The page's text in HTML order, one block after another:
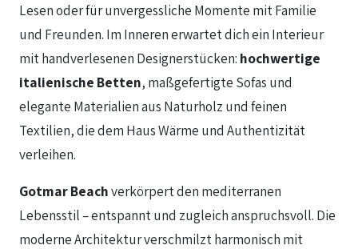
Lesen oder für unvergessliche Momente mit Familie
und Freunden. Im Inneren erwartet dich ein Interieur
mit handverlesenen Designerstücken: hochwertige
italienische Betten, maßgefertigte Sofas und
elegante Materialien aus Naturholz und feinen
Textilien, die dem Haus Wärme und Authentizität
verleihen.
Gotmar Beachverkörpert den mediterranen
Lebensstil – entspannt und zugleich anspruchsvoll. Die
moderne Architektur verschmilzt harmonisch mit